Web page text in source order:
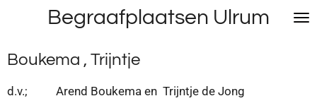
naar
de
hoofdinhoud
Begraafplaatsen Ulrum
Boukema , Trijntje
d.v.; Arend Boukema en Trijntje de Jong